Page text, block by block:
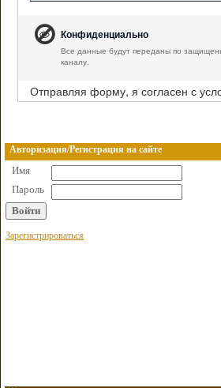
Конфиденциально
Все данные будут переданы по
каналу.
Отправляя форму, я согласен с
Авторизация/Регистрация на сайте
Имя
Пароль
Зарегистрироваться